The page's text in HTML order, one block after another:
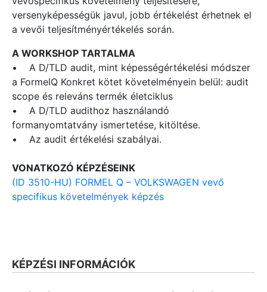
versenyképességük javul, jobb értékelést érhetnek el
a vevői teljesítményértékelés során.
A WORKSHOP TARTALMA
• A D/TLD audit, mint képességértékelési módszer
a FormelQ Konkret kötet követelményein belül: audit
scope és releváns termék életciklus
• A D/TLD audithoz használandó
formanyomtatvány ismertetése, kitöltése.
• Az audit értékelési szabályai.
VONATKOZÓ KÉPZÉSEINK
(ID 3510-HU) FORMEL Q – VOLKSWAGEN vevő
specifikus követelmények képzés
KÉPZÉSI INFORMÁCIÓK